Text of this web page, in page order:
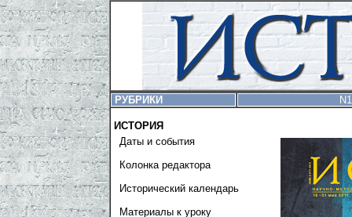
РУБРИКИ
ИСТОРИЯ
Даты и события
Колонка редактора
Исторический календарь
Материалы к уроку